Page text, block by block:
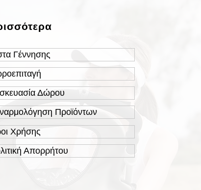
Γέννησης
Δώρου
Προϊόντων
Χρήσης
Απορρήτου